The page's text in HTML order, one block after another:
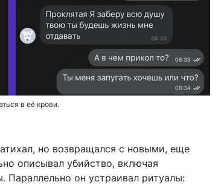
в её крови.
но возвращался с новыми, еще
описывал убийство, включая
Параллельно он устраивал ритуалы: